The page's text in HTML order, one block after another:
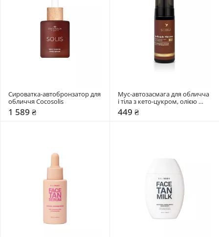
Сироватка-автобронзатор для
обличчя Cocosolis
1 589 ₴
Мус-автозасмага для обличча
і тіла з кето-цукром, олією
авокадо, жожоба Soika
449 ₴